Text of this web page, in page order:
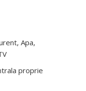
Apa,
proprie